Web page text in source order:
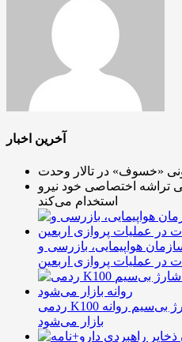
آخرین اخبار
«خسوف» در تالار وحدت
تراشه اختصاصی خود نیرو
استخدام می‌کند
هواپیمایی، بازرسی و
در عملیات پروازی اربعین
ردمی K100 پرو مکس با باتری غول‌پیکر و شارژ بی‌سیم روانه
بازار می‌شود